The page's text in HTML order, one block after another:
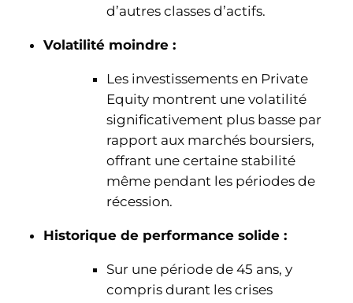
d’autres classes d’actifs.
Volatilité moindre :
Les investissements en Private
Equity montrent une volatilité
significativement plus basse par
rapport aux marchés boursiers,
offrant une certaine stabilité
même pendant les périodes de
récession.
Historique de performance solide :
Sur une période de 45 ans, y
compris durant les crises